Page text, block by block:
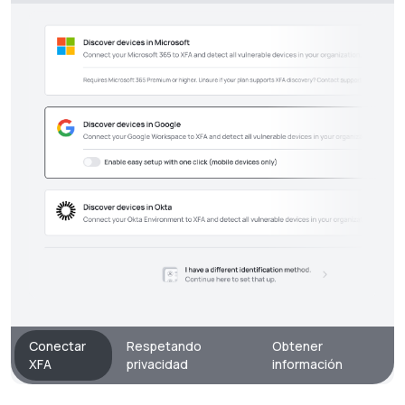
Conectar
XFA
Respetando
privacidad
Obtener
información